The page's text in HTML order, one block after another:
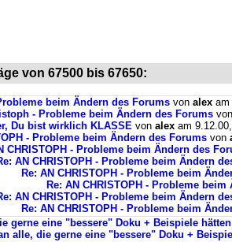
von 67500 bis 67650:
beim Ändern des Forums von alex am
- Probleme beim Ändern des Forums
Du bist wirklich KLASSE von alex am
- Probleme beim Ändern des Forums von
CHRISTOPH - Probleme beim Ändern des
AN CHRISTOPH - Probleme beim Ändern
Re: AN CHRISTOPH - Probleme beim
Re: AN CHRISTOPH - Probleme
AN CHRISTOPH - Probleme beim Ändern
Re: AN CHRISTOPH - Probleme beim
gerne eine "bessere" Doku + Beispiele hätten
alle, die gerne eine "bessere" Doku +